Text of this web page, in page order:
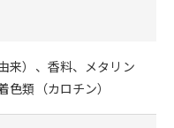
来）、香料、メタリン
類（カロチン）